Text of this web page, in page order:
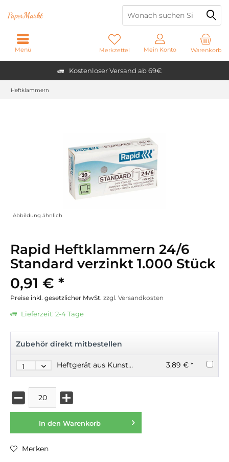
Kostenloser Versand ab 69€
PaperMarkt
Warenkorb
Merkzettel Mein Konto
Menü
Heftklammern
Abbildung ähnlich
Rapid Heftklammern 24/6
Standard verzinkt 1.000 Stück
0,91 € *
Preise inkl. gesetzlicher MwSt. zzgl. Versandkosten
Lieferzeit: 2-4 Tage
Zubehör direkt mitbestellen
Heftgerät aus Kunststoff für 20 Blatt in 3 Farben erhältlich 3,89 € *
In den Warenkorb
Merken